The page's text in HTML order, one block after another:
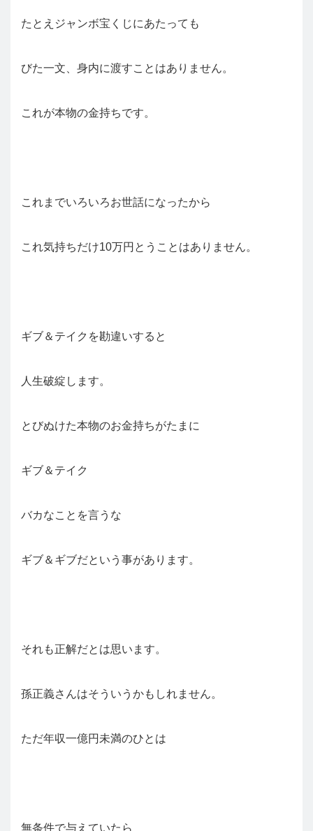
たとえジャンボ宝くじにあたっても
びた一文、身内に渡すことはありません。
これが本物の金持ちです。
これまでいろいろお世話になったから
これ気持ちだけ10万円とうことはありません。
ギブ＆テイクを勘違いすると
人生破綻します。
とびぬけた本物のお金持ちがたまに
ギブ＆テイク
バカなことを言うな
ギブ＆ギブだという事があります。
それも正解だとは思います。
孫正義さんはそういうかもしれません。
ただ年収一億円未満のひとは
無条件で与えていたら